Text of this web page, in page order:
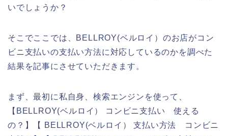
いでしょうか？
そこでここでは、BELLROY(ベルロイ）のお店がコン
ビニ支払いの支払い方法に対応しているのかを調べた
結果を記事にさせていただきます。
まず、最初に私自身、検索エンジンを使って、
【BELLROY(ベルロイ） コンビニ支払い 使える
の？】【 BELLROY(ベルロイ） 支払い方法 コンビニ